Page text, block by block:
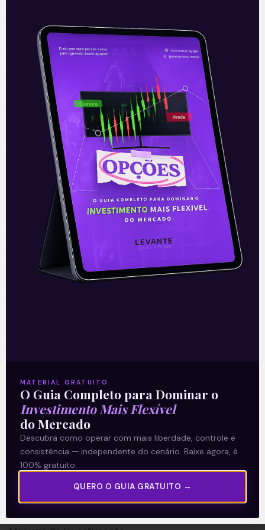
Resultado da B3 (B3SA3) de
março
A B3 divulgou na última sexta-feira (9),
após o fechamento do mercado, o
resultado operacional do mês de março.
Os principais números operacionais
mostraram bom
Leia mais
12/04/2021
Sobre nós
Termos e Condições
Política de Privacidade
Explore
Artigos
MATERIAL GRATUITO
O Guia Completo para Dominar o
Investimento Mais Flexível
do Mercado
Descubra como operar com mais liberdade, controle e
consistência — independente do cenário. Baixe agora, é
100% gratuito.
QUERO O GUIA GRATUITO →